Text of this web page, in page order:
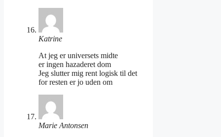
Katrine
At jeg er universets midte
er ingen hazaderet dom
Jeg slutter mig rent logisk til det
for resten er jo uden om
Marie Antonsen